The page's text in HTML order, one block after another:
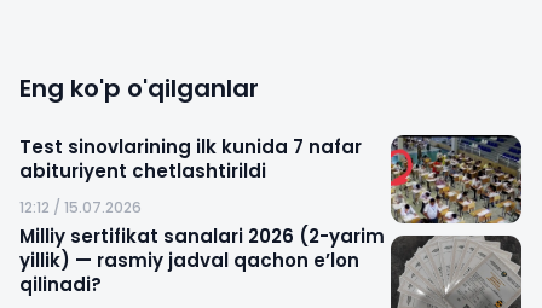
Eng ko'p o'qilganlar
Test sinovlarining ilk kunida 7 nafar
abituriyent chetlashtirildi
12:12 / 15.07.2026
Milliy sertifikat sanalari 2026 (2-yarim
yillik) — rasmiy jadval qachon e’lon
qilinadi?